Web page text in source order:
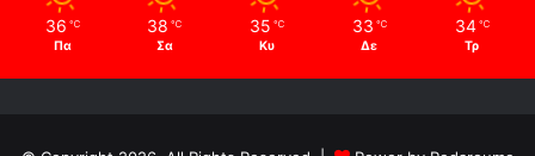
36 ℃
Πα
38 ℃
Σα
35 ℃
Κυ
33 ℃
Δε
34 ℃
Τρ